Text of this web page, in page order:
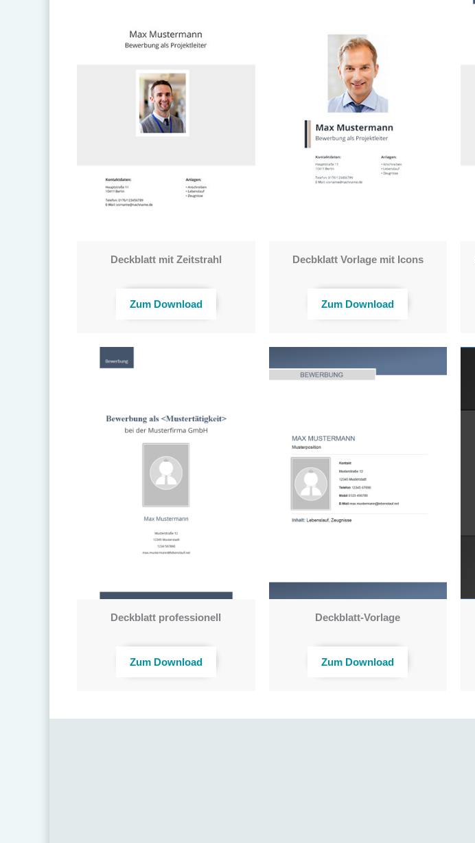
Deckblatt mit Zeitstrahl
Zum Download
Decbklatt Vorlage mit Icons
Zum Download
Deckblatt professionell
Zum Download
Deckblatt-Vorlage
Zum Download